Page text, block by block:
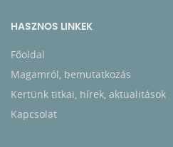
HASZNOS LINKEK
Főoldal
Magamról, bemutatkozás
Kertünk titkai, hírek, aktualitások
Kapcsolat